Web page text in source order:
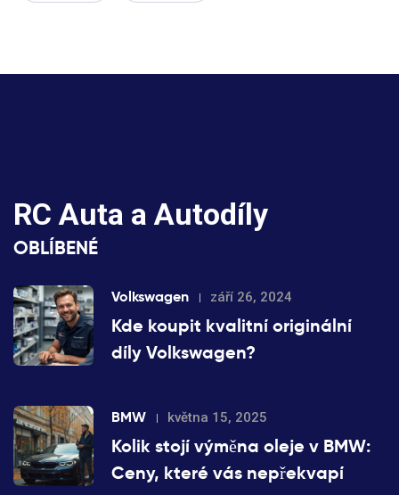
RC Auta a Autodíly
OBLÍBENÉ
Volkswagen září 26, 2024
Kde koupit kvalitní originální
díly Volkswagen?
BMW května 15, 2025
Kolik stojí výměna oleje v BMW:
Ceny, které vás nepřekvapí